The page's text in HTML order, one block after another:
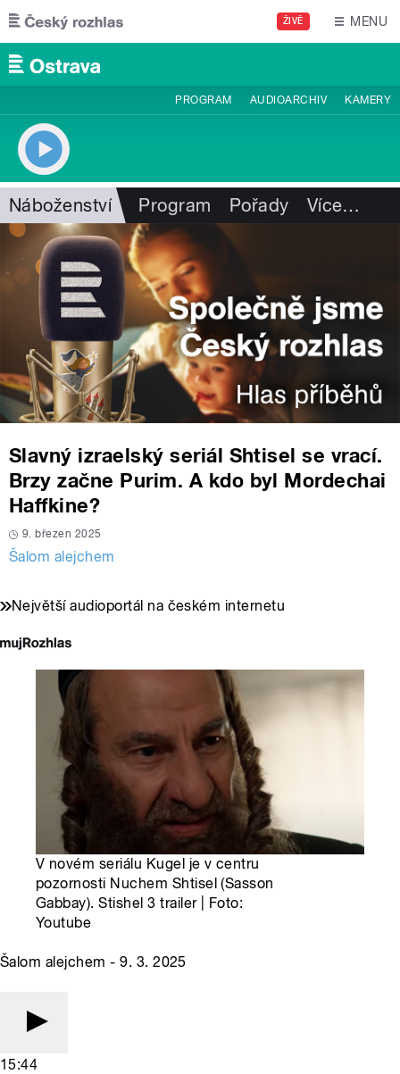
Přejít k hlavnímu obsahu
ŽIVĚ MENU
PROGRAM AUDIOARCHIV KAMERY
Náboženství Program Pořady Více…
Slavný izraelský seriál Shtisel se vrací.
Brzy začne Purim. A kdo byl Mordechai
Haffkine?
9. březen 2025
Šalom alejchem
Největší audioportál na českém internetu
V novém seriálu Kugel je v centru
pozornosti Nuchem Shtisel (Sasson
Gabbay). Stishel 3 trailer | Foto:
Youtube
Šalom alejchem - 9. 3. 2025
15:44